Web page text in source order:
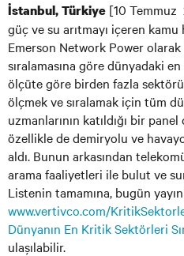
İstanbul, Türkiye [10 Temmuz
güç ve su arıtmayı içeren
Emerson Network Power
sıralamasına göre dünyadaki
ölçüte göre birden fazla
ölçmek ve sıralamak için tüm
uzmanlarının katıldığı bir
özellikle de demiryolu ve
aldı. Bunun arkasından
arama faaliyetleri ile bulut ve
Listenin tamamına, bugün
www.vertivco.com/
Dünyanın En Kritik Sektörleri
ulaşılabilir.